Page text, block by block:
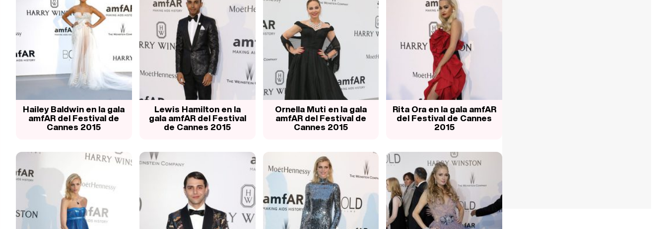
Hailey Baldwin en la gala
amfAR del Festival de
Cannes 2015
Lewis Hamilton en la
gala amfAR del Festival
de Cannes 2015
Ornella Muti en la gala
amfAR del Festival de
Cannes 2015
Rita Ora en la gala amfAR
del Festival de Cannes
2015